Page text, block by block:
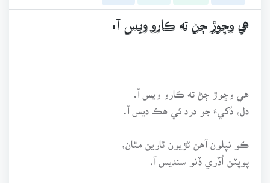
هي وڇوڙ ڄڻ ته ڪارو ويس آ.
هي وڇوڙ ڄڻ ته ڪارو ويس آ.
دل، دُکيءَ جو درد ئي هڪ ديس آ.
ڪو نپلون آهن ٽڙيون ٽارين مٿان،
پوپٽن اُڏري ڏنو سنديس آ.